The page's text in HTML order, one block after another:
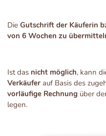
Die Gutschrift der Käuferin
von 6 Wochen zu
Ist das nicht möglich, kann
Verkäufer auf Basis des
vorläufige Rechnung über
legen.